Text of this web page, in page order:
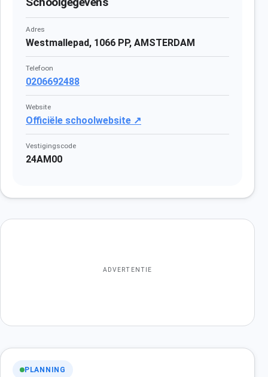
Adres
Westmallepad, 1066 PP, AMSTERDAM
Telefoon
0206692488
Website
Officiële schoolwebsite ↗
Vestigingscode
24AM00
ADVERTENTIE
PLANNING